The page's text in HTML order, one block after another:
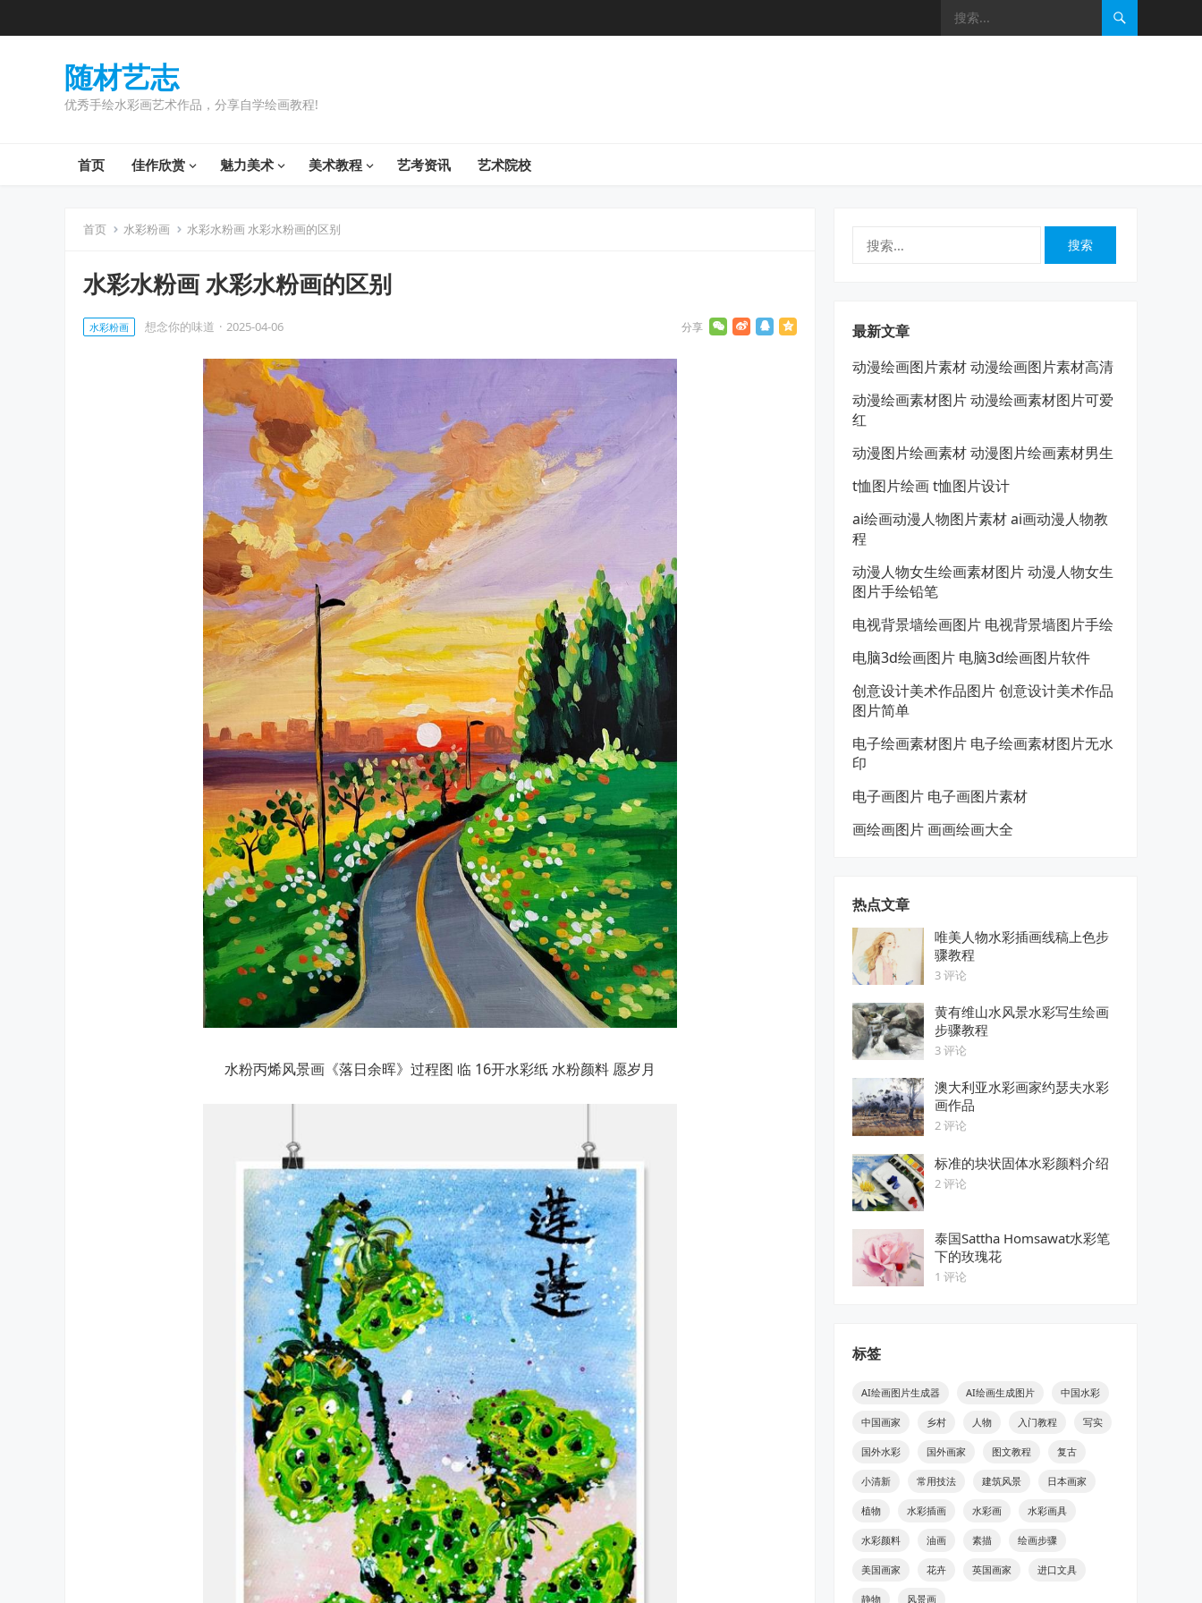
随材艺志
优秀手绘水彩画艺术作品，分享自学绘画教程!
首页 佳作欣赏 魅力美术 美术教程 艺考资讯 艺术院校
首页 水彩粉画 水彩水粉画 水彩水粉画的区别
水彩水粉画 水彩水粉画的区别
水彩粉画 想念你的味道 · 2025-04-06
水粉丙烯风景画《落日余晖》过程图 临 16开水彩纸 水粉颜料 愿岁月
最新文章
动漫绘画图片素材 动漫绘画图片素材高清
动漫绘画素材图片 动漫绘画素材图片可爱
红
动漫图片绘画素材 动漫图片绘画素材男生
t恤图片绘画 t恤图片设计
ai绘画动漫人物图片素材 ai画动漫人物教
程
动漫人物女生绘画素材图片 动漫人物女生
图片手绘铅笔
电视背景墙绘画图片 电视背景墙图片手绘
电脑3d绘画图片 电脑3d绘画图片软件
创意设计美术作品图片 创意设计美术作品
图片简单
电子绘画素材图片 电子绘画素材图片无水
印
电子画图片 电子画图片素材
画绘画图片 画画绘画大全
热点文章
唯美人物水彩插画线稿上色步
骤教程
3 评论
黄有维山水风景水彩写生绘画
步骤教程
3 评论
澳大利亚水彩画家约瑟夫水彩
画作品
2 评论
标准的块状固体水彩颜料介绍
2 评论
泰国Sattha Homsawat水彩笔
下的玫瑰花
1 评论
标签
AI绘画图片生成器 AI绘画生成图片 中国水彩
中国画家 乡村 人物 入门教程 写实
国外水彩 国外画家 图文教程 复古
小清新 常用技法 建筑风景 日本画家
植物 水彩插画 水彩画 水彩画具
水彩颜料 油画 素描 绘画步骤
美国画家 花卉 英国画家 进口文具
静物 风景画